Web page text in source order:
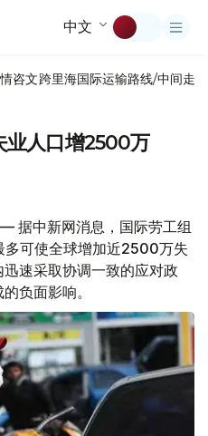
中文
咨文跨里海国际运输路线/中间走廊
业人口增2500万
据中新网消息，国际劳工组
多可使全球增加近2500万失
速采取协调一致的应对政
负面影响。